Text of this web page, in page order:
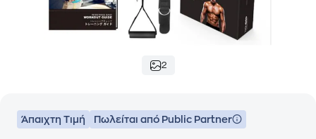
2
Άπαιχτη Τιμή Πωλείται από Public Partner